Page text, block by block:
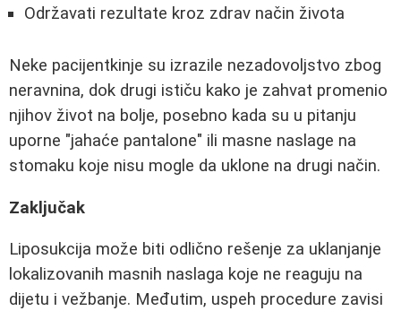
Održavati rezultate kroz zdrav način života
Neke pacijentkinje su izrazile nezadovoljstvo zbog
neravnina, dok drugi ističu kako je zahvat promenio
njihov život na bolje, posebno kada su u pitanju
uporne "jahaće pantalone" ili masne naslage na
stomaku koje nisu mogle da uklone na drugi način.
Zaključak
Liposukcija može biti odlično rešenje za uklanjanje
lokalizovanih masnih naslaga koje ne reaguju na
dijetu i vežbanje. Međutim, uspeh procedure zavisi